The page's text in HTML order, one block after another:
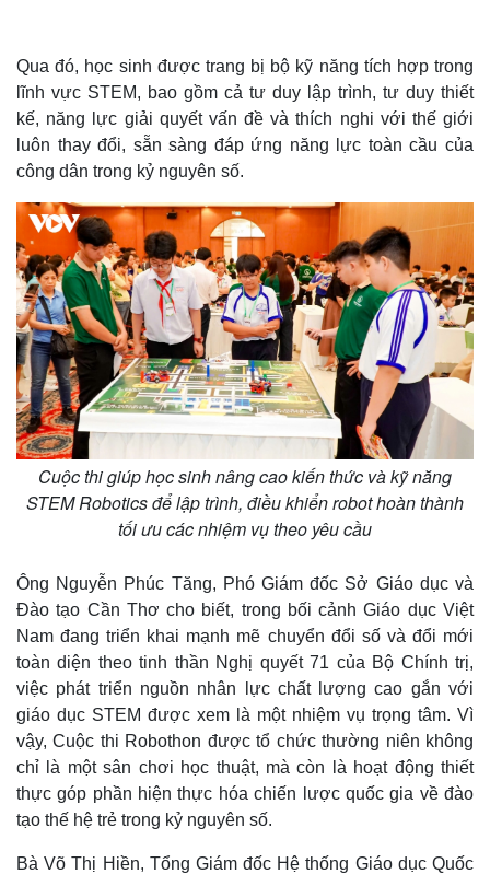
Thế giới
Quan sát
Cuộc sống đó đây
Multimedia
Video
Ảnh
Infographic
Qua đó, học sinh được trang bị bộ kỹ năng tích hợp trong
lĩnh vực STEM, bao gồm cả tư duy lập trình, tư duy thiết
kế, năng lực giải quyết vấn đề và thích nghi với thế giới
luôn thay đổi, sẵn sàng đáp ứng năng lực toàn cầu của
công dân trong kỷ nguyên số.
Cuộc thi giúp học sinh nâng cao kiến thức và kỹ năng
STEM Robotics để lập trình, điều khiển robot hoàn thành
tối ưu các nhiệm vụ theo yêu cầu
Ông Nguyễn Phúc Tăng, Phó Giám đốc Sở Giáo dục và
Đào tạo Cần Thơ cho biết, trong bối cảnh Giáo dục Việt
Nam đang triển khai mạnh mẽ chuyển đổi số và đổi mới
toàn diện theo tinh thần Nghị quyết 71 của Bộ Chính trị,
việc phát triển nguồn nhân lực chất lượng cao gắn với
giáo dục STEM được xem là một nhiệm vụ trọng tâm. Vì
vậy, Cuộc thi Robothon được tổ chức thường niên không
chỉ là một sân chơi học thuật, mà còn là hoạt động thiết
thực góp phần hiện thực hóa chiến lược quốc gia về đào
tạo thế hệ trẻ trong kỷ nguyên số.
Bà Võ Thị Hiền, Tổng Giám đốc Hệ thống Giáo dục Quốc